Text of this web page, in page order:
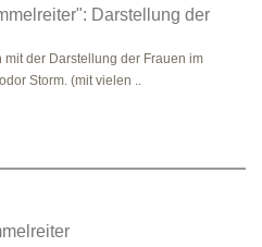
Darstellung der
der Darstellung der Frauen im
Storm. (mit vielen ..